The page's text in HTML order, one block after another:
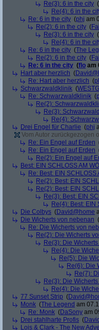
Re(3): 6 in the city (
Re(4): 6 in the
Re: 6 in the city (phj am
Re(2): 6 in the city (
Re(3): 6 in the city (
Re(4): 6 in the
Re: 6 in the city (The
Re(2): 6 in the city (
Re: 6 in the city (flo am
Hart aber herzlich (
Re: Hart aber herzlich (
Schwarzwaldklinik (
Re: Schwarzwaldklinik (
Re(2):
Re(3):
Re(4):
Drei Engel für Charlie (phj
Vom Autor zurückgezogen
Re: Ein Engel auf Erden
Re: Ein Engel auf Erden
Re(2): Ein Engel auf
Best: EIN SCHLOSS AM
Re: Best: EIN SCHLOSS
Re(2): Best: EIN
Re(2): Best: EIN
Re(3): Best: EIN
Re(4): Best: EIN
Die Colbys (David@home
Die Wicherts von nebenan (
Re: Die Wicherts von
Re(2): Die Wicherts
Re(3): Die
Re(4): Die
Re(5): Die
Re(6): Die
Re(7):
Re(3): Die
Re(4): Die
77 Sunset Strip (
Monk (The Legend am
Re: Monk (DaSony am
Drei stahlharte Profis (
Lois & Clark - The New